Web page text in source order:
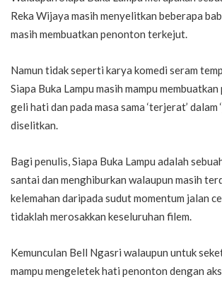
Reka Wijaya masih menyelitkan beberapa
masih membuatkan penonton terkejut.
Namun tidak seperti karya komedi seram
Siapa Buka Lampu masih mampu
geli hati dan pada masa sama ‘terjerat’ dalam
diselitkan.
Bagi penulis, Siapa Buka Lampu adalah
santai dan menghiburkan walaupun masih
kelemahan daripada sudut momentum jalan
tidaklah merosakkan keseluruhan filem.
Kemunculan Bell Ngasri walaupun untuk
mampu mengeletek hati penonton dengan